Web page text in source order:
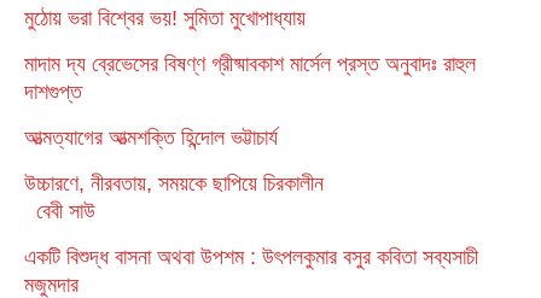
মুঠোয় ভরা বিশ্বের ভয়! সুমিতা মুখোপাধ্যায়
মাদাম দ্য ব্রেভেসের বিষণ্ণ গ্রীষ্মাবকাশ মার্সেল প্রস্ত অনুবাদঃ রাহুল
দাশগুপ্ত
আত্মত্যাগের আত্মশক্তি হিন্দোল ভট্টাচার্য
উচ্চারণে, নীরবতায়, সময়কে ছাপিয়ে চিরকালীন
বেবী সাউ
একটি বিশুদ্ধ বাসনা অথবা উপশম : উৎপলকুমার বসুর কবিতা সব্যসাচী
মজুমদার